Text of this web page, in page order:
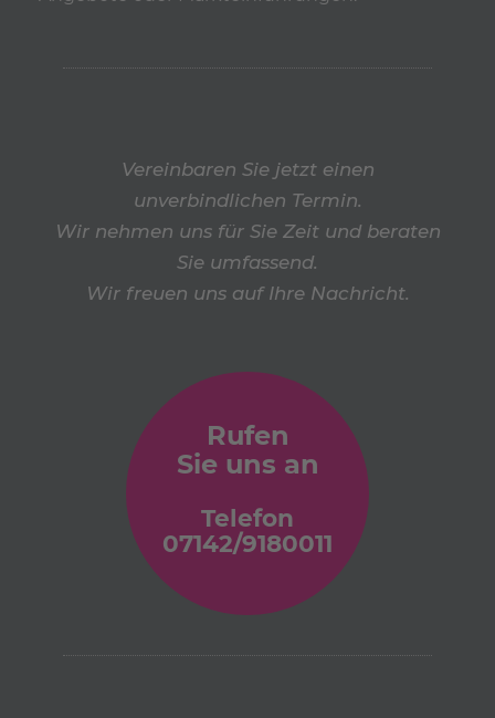
Vereinbaren Sie jetzt einen
unverbindlichen Termin.
Wir nehmen uns für Sie Zeit und beraten
Sie umfassend.
Wir freuen uns auf Ihre Nachricht.
Rufen
Sie uns an
Telefon
07142/9180011